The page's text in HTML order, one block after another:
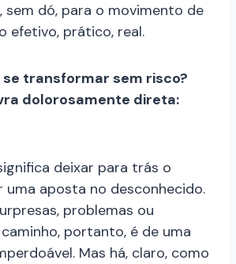
sem dó, para o movimento de
efetivo, prático, real.
se transformar sem risco?
dolorosamente direta:
deixar para trás o
uma aposta no desconhecido.
problemas ou
portanto, é de uma
Mas há, claro, como